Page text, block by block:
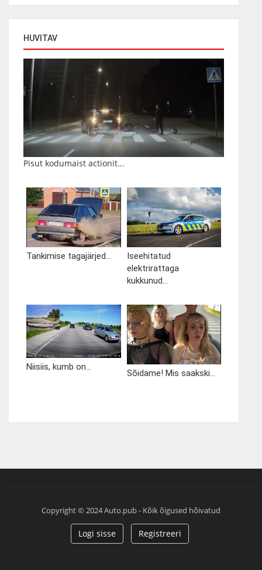
HUVITAV
Pisut kodumaist actionit...
Tankimise tagajärjed...
Iseehitatud
elektrirattaga
kukkunud...
Niisiis, kumb on...
Sõidame! Mis saakski...
Copyright © 2024 Auto.pub - Kõik õigused hõivatud
Logi sisse Registreeri